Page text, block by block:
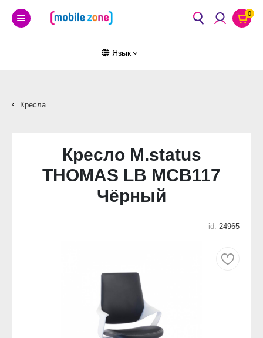
0
Язык
Кресла
Кресло M.status
THOMAS LB MCB117
Чёрный
id: 24965